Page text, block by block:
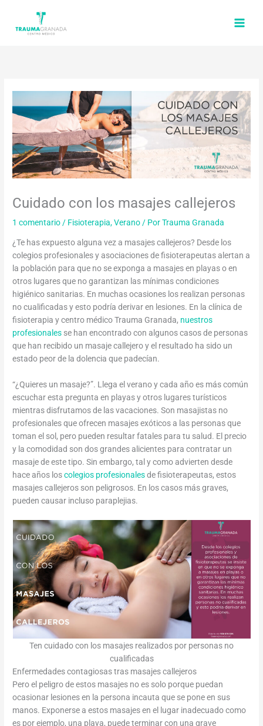
contenido
Cuidado con los masajes callejeros
1 comentario / Fisioterapia,Verano / PorTrauma Granada
¿Te has expuesto alguna vez a masajes callejeros? Desde los
colegios profesionales y asociaciones de fisioterapeutas alertan a
la población para que no se exponga a masajes en playas o en
otros lugares que no garantizan las mínimas condiciones
higiénico sanitarias. En muchas ocasiones los realizan personas
no cualificadas y esto podría derivar en lesiones. En la clínica de
fisioterapia y centro médico Trauma Granada, nuestros
profesionales se han encontrado con algunos casos de personas
que han recibido un masaje callejero y el resultado ha sido un
estado peor de la dolencia que padecían.
“¿Quieres un masaje?”. Llega el verano y cada año es más común
escuchar esta pregunta en playas y otros lugares turísticos
mientras disfrutamos de las vacaciones. Son masajistas no
profesionales que ofrecen masajes exóticos a las personas que
toman el sol, pero pueden resultar fatales para tu salud. El precio
y la comodidad son dos grandes alicientes para contratar un
masaje de este tipo. Sin embargo, tal y como advierten desde
hace años loscolegios profesionalesde fisioterapeutas, estos
masajes callejeros son peligrosos. En los casos más graves,
pueden causar incluso paraplejias.
Ten cuidado con los masajes realizados por personas no
cualificadas
Enfermedades contagiosas tras masajes callejeros
Pero el peligro de estos masajes no es solo porque puedan
ocasionar lesiones en la persona incauta que se pone en sus
manos. Exponerse a estos masajes en el lugar inadecuado como
es por ejemplo, una playa, puede terminar con una grave